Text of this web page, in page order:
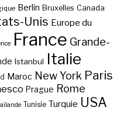
Berlin Bruxelles Canada
Unis Europe du
France Grande-
Istanbul Italie
Maroc New York Paris
Prague Rome
Tunisie Turquie USA